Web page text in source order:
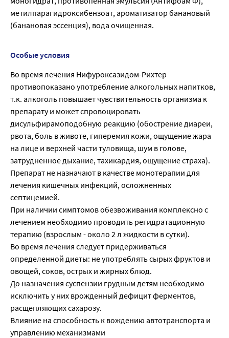
метилпарагидроксибензоат, ароматизатор банановый
(банановая эссенция), вода очищенная.
Особые условия
Во время лечения Нифуроксазидом-Рихтер
противопоказано употребление алкогольных напитков,
т.к. алкоголь повышает чувствительность организма к
препарату и может спровоцировать
дисульфирамоподобную реакцию (обострение диареи,
рвота, боль в животе, гиперемия кожи, ощущение жара
на лице и верхней части туловища, шум в голове,
затрудненное дыхание, тахикардия, ощущение страха).
Препарат не назначают в качестве монотерапии для
лечения кишечных инфекций, осложненных
септицемией.
При наличии симптомов обезвоживания комплексно с
лечением необходимо проводить регидратационную
терапию (взрослым - около 2 л жидкости в сутки).
Во время лечения следует придерживаться
определенной диеты: не употреблять сырых фруктов и
овощей, соков, острых и жирных блюд.
До назначения суспензии грудным детям необходимо
исключить у них врожденный дефицит ферментов,
расщепляющих сахарозу.
Влияние на способность к вождению автотранспорта и
управлению механизмами